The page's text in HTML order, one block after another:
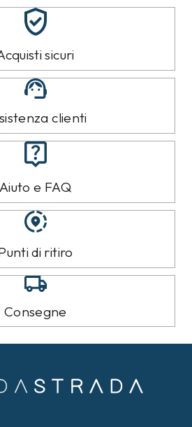
sicuri
clienti
Aiuto e FAQ
di ritiro
Consegne